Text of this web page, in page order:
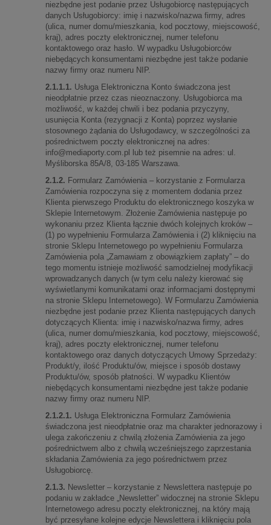
niezbędne jest podanie przez Usługobiorcę następujących
danych Usługobiorcy: imię i nazwisko/nazwa firmy, adres
(ulica, numer domu/mieszkania, kod pocztowy, miejscowość,
kraj), adres poczty elektronicznej, numer telefonu
kontaktowego oraz hasło. W wypadku Usługobiorców
niebędących konsumentami niezbędne jest także podanie
nazwy firmy oraz numeru NIP.
2.1.1.1. Usługa Elektroniczna Konto świadczona jest
nieodpłatnie przez czas nieoznaczony. Usługobiorca ma
możliwość, w każdej chwili i bez podania przyczyny,
usunięcia Konta (rezygnacji z Konta) poprzez wysłanie
stosownego żądania do Usługodawcy, w szczególności za
pośrednictwem poczty elektronicznej na adres:
info@mediaporty.com.pl lub też pisemnie na adres: ul.
Myśliborska 85A/8, 03-185 Warszawa.
2.1.2. Formularz Zamówienia – korzystanie z Formularza
Zamówienia rozpoczyna się z momentem dodania przez
Klienta pierwszego Produktu do elektronicznego koszyka w
Sklepie Internetowym. Złożenie Zamówienia następuje po
wykonaniu przez Klienta łącznie dwóch kolejnych kroków –
(1) po wypełnieniu Formularza Zamówienia i (2) kliknięciu na
stronie Sklepu Internetowego po wypełnieniu Formularza
Zamówienia pola „Zamawiam z obowiązkiem zapłaty” – do
tego momentu istnieje możliwość samodzielnej modyfikacji
wprowadzanych danych (w tym celu należy kierować się
wyświetlanymi komunikatami oraz informacjami dostępnymi
na stronie Sklepu Internetowego). W Formularzu Zamówienia
niezbędne jest podanie przez Klienta następujących danych
dotyczących Klienta: imię i nazwisko/nazwa firmy, adres
(ulica, numer domu/mieszkania, kod pocztowy, miejscowość,
kraj), adres poczty elektronicznej, numer telefonu
kontaktowego oraz danych dotyczących Umowy Sprzedaży:
Produkt/y, ilość Produktu/ów, miejsce i sposób dostawy
Produktu/ów, sposób płatności. W wypadku Klientów
niebędących konsumentami niezbędne jest także podanie
nazwy firmy oraz numeru NIP.
2.1.2.1. Usługa Elektroniczna Formularz Zamówienia
świadczona jest nieodpłatnie oraz ma charakter jednorazowy i
ulega zakończeniu z chwilą złożenia Zamówienia za jego
pośrednictwem albo z chwilą wcześniejszego zaprzestania
składania Zamówienia za jego pośrednictwem przez
Usługobiorcę.
2.1.3. Newsletter – korzystanie z Newslettera następuje po
podaniu w zakładce „Newsletter” widocznej na stronie Sklepu
Internetowego adresu poczty elektronicznej, na który mają
być przesyłane kolejne edycje Newslettera i kliknięciu pola